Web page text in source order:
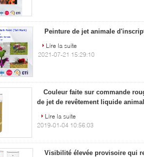
Peinture de jet animale
Lire la suite
2021-07-21 15:29:10
Couleur faite sur commande
de jet de revêtement liquide
Lire la suite
2019-01-04 10:56:03
Visibilité élevée provisoire qui